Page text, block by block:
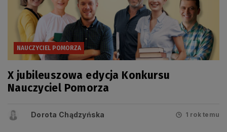
NAUCZYCIEL POMORZA
X jubileuszowa edycja Konkursu
Nauczyciel Pomorza
Dorota Chądzyńska 1 rok temu